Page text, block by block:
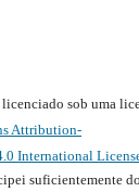
licenciado sob uma
Attribution-
International
suficientemente do